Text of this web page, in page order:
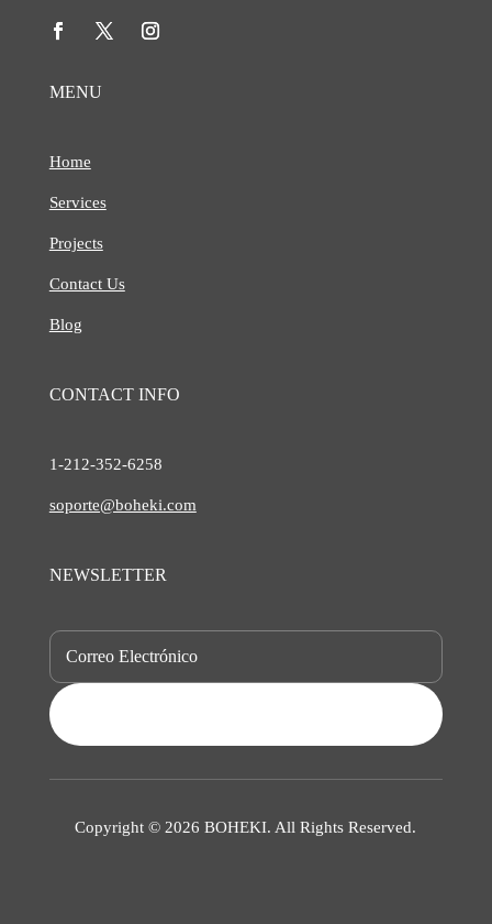
MENU
Home
Services
Projects
Contact Us
Blog
CONTACT INFO
1-212-352-6258
soporte@boheki.com
NEWSLETTER
Copyright © 2026 BOHEKI. All Rights Reserved.